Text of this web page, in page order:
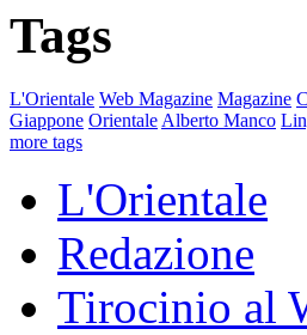
Tags
L'Orientale Web Magazine Magazine
Giappone Orientale Alberto Manco
more tags
L'Orientale
Redazione
Tirocinio al